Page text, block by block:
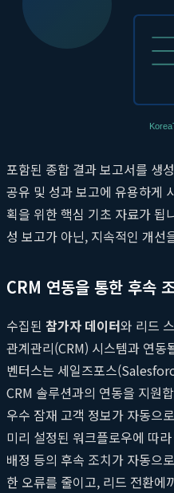
실시간 대시보드와 맞춤
행사가 진행되는 동안에도 주
를 통해 현재 참석자 현황, 세
과 등을 한눈에 파악할 수 있습
치 못한 문제에 신속하게 대응
움을 줍니다. 행사가 종료된 후
포함된 종합 결과 보고서를 생
공유 및 성과 보고에 유용하게
획을 위한 핵심 기초 자료가 됩
성 보고가 아닌, 지속적인 개선
CRM 연동을 통한 후속
수집된 참가자 데이터와 리드
관계관리(CRM) 시스템과 연동
벤터스는 세일즈포스
CRM 솔루션과의 연동을 지원
우수 잠재 고객 정보가 자동으
미리 설정된 워크플로우에 따
배정 등의 후속 조치가 자동으
한 오류를 줄이고, 리드 전환에